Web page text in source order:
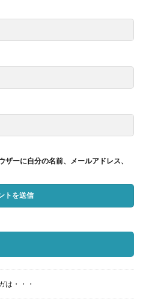
ーに自分の名前、メールアドレス、
は・・・